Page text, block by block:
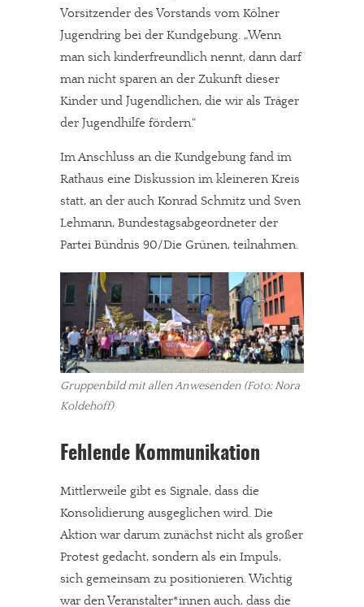
Vorsitzender des Vorstands vom Kölner
Jugendring bei der Kundgebung. „Wenn
man sich kinderfreundlich nennt, dann darf
man nicht sparen an der Zukunft dieser
Kinder und Jugendlichen, die wir als Träger
der Jugendhilfe fördern.“
Im Anschluss an die Kundgebung fand im
Rathaus eine Diskussion im kleineren Kreis
statt, an der auch Konrad Schmitz und Sven
Lehmann, Bundestagsabgeordneter der
Partei Bündnis 90/Die Grünen, teilnahmen.
Gruppenbild mit allen Anwesenden (Foto: Nora
Koldehoff)
Fehlende Kommunikation
Mittlerweile gibt es Signale, dass die
Konsolidierung ausgeglichen wird. Die
Aktion war darum zunächst nicht als großer
Protest gedacht, sondern als ein Impuls,
sich gemeinsam zu positionieren. Wichtig
war den Veranstalter*innen auch, dass die